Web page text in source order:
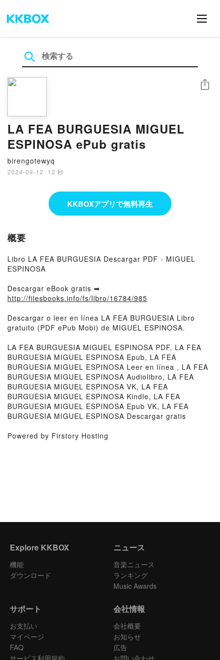
LA FEA BURGUESIA MIGUEL
ESPINOSA ePub gratis
birengotewyq
2024-09-12 · 12 秒
シェア
KKBOXアプリで無料再生
概要
Libro LA FEA BURGUESIA Descargar PDF - MIGUEL
ESPINOSA
Descargar eBook gratis ➡
http://filesbooks.info/fs/libro/16784/985
Descargar o leer en línea LA FEA BURGUESIA Libro
gratuito (PDF ePub Mobi) de MIGUEL ESPINOSA.
LA FEA BURGUESIA MIGUEL ESPINOSA PDF, LA FEA
BURGUESIA MIGUEL ESPINOSA Epub, LA FEA
BURGUESIA MIGUEL ESPINOSA Leer en línea , LA FEA
BURGUESIA MIGUEL ESPINOSA Audiolibro, LA FEA
BURGUESIA MIGUEL ESPINOSA VK, LA FEA
BURGUESIA MIGUEL ESPINOSA Kindle, LA FEA
BURGUESIA MIGUEL ESPINOSA Epub VK, LA FEA
BURGUESIA MIGUEL ESPINOSA Descargar gratis
Powered by Firstory Hosting
Explore KKBOX
機能
ダウンロード
ニュース
音楽ニュース
ランキング
Music Awards
サポート
お支払い
マイページ
FAQ
サービス利用規約
会社情報
会社概要
お知らせ
広告
お問い合わせ